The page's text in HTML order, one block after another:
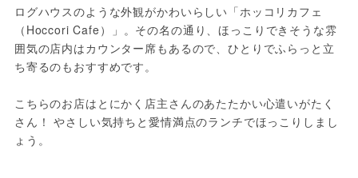
ログハウスのような外観がかわいらしい「ホッコリカフェ
（Hoccori Cafe）」。その名の通り、ほっこりできそうな雰
囲気の店内はカウンター席もあるので、ひとりでふらっと立
ち寄るのもおすすめです。
こちらのお店はとにかく店主さんのあたたかい心遣いがたく
さん！ やさしい気持ちと愛情満点のランチでほっこりしまし
ょう。